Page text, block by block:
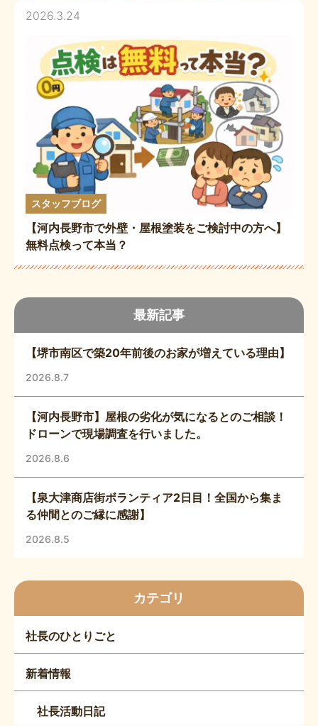
最新記事
【堺市南区で築20年前後のお家が増えている理由】
2026.8.7
【河内長野市】屋根の劣化が気になるとのご相談！
ドローンで現場調査を行いました。
2026.8.6
【泉大津商店街ボランティア2日目！全国から集ま
る仲間とのご縁に感謝】
2026.8.5
カテゴリ
社長のひとりごと
新着情報
社長活動日記
2026.3.24
スタッフブログ
【河内長野市で外壁・屋根塗装をご検討中の方へ】
無料点検って本当？